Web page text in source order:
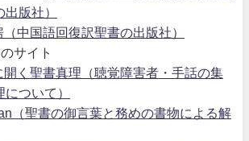
版社）
中国語回復訳聖書の出版社）
サイト
開く聖書真理（聴覚障害者・手話の集
ついて）
（聖書の御言葉と務めの書物による解